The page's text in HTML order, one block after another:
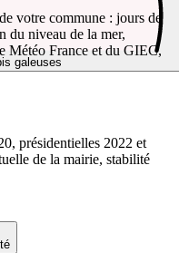
galeuses
votre commune : jours de
du niveau de la mer,
Météo France et du GIEC,
présidentielles 2022 et
de la mairie, stabilité